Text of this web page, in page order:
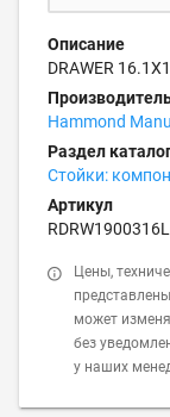
Описание
DRAWER
Hammond
Раздел
Стойки:
Артикул
Цены,
может
без
у наших